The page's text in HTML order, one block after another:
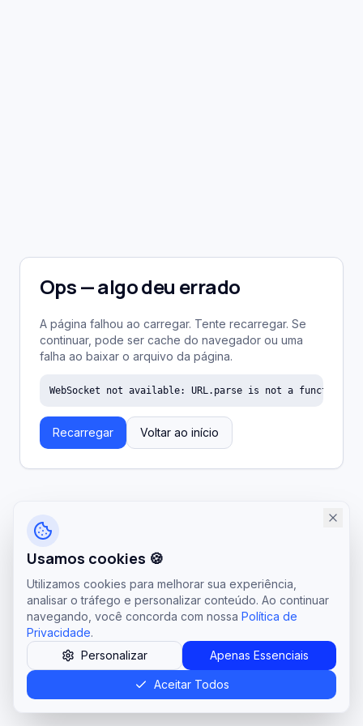
Ops — algo deu errado
A página falhou ao carregar. Tente recarregar. Se
continuar, pode ser cache do navegador ou uma
falha ao baixar o arquivo da página.
WebSocket not available: URL.parse is not a function
Recarregar Voltar ao início
Usamos cookies 🍪
Utilizamos cookies para melhorar sua experiência,
analisar o tráfego e personalizar conteúdo. Ao continuar
navegando, você concorda com nossa Política de
Privacidade.
Personalizar
Apenas Essenciais
Aceitar Todos